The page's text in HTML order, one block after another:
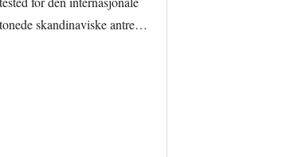
skandinaviske antrekk
2027-visningene...